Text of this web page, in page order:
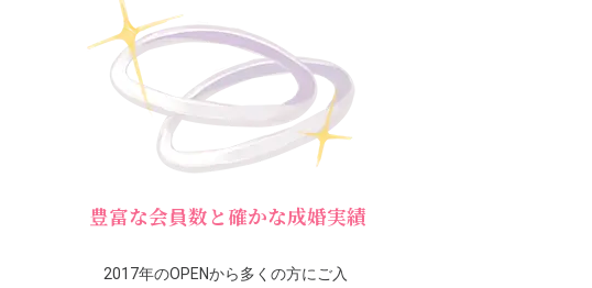
豊富な会員数と確かな成婚実績
2017年のOPENから多くの方にご入